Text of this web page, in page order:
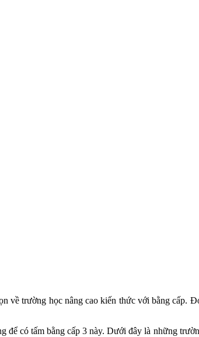
về trường học nâng cao kiến thức với bằng cấp.
có tấm bằng cấp 3 này. Dưới đây là những